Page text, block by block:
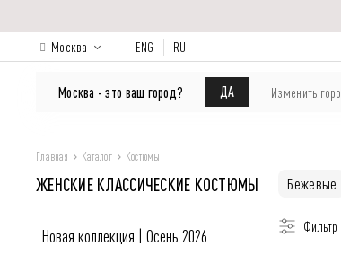
Москва
Москва - это ваш город? ДА Изменить
ENG RU
КАТАЛОГ Лукбук О бренде
Главная Каталог Костюмы
ЖЕНСКИЕ КЛАССИЧЕСКИЕ КОСТЮМЫ
Новая коллекция | Осень 2026
Бежевые
Фильтр